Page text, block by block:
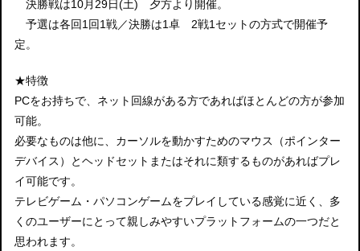
決勝戦は10月29日(土) 夕方より開催。
予選は各回1回1戦／決勝は1卓 2戦1セットの方式で開催予
定。
★特徴
PCをお持ちで、ネット回線がある方であればほとんどの方が参加
可能。
必要なものは他に、カーソルを動かすためのマウス（ポインター
デバイス）とヘッドセットまたはそれに類するものがあればプレ
イ可能です。
テレビゲーム・パソコンゲームをプレイしている感覚に近く、多
くのユーザーにとって親しみやすいプラットフォームの一つだと
思われます。